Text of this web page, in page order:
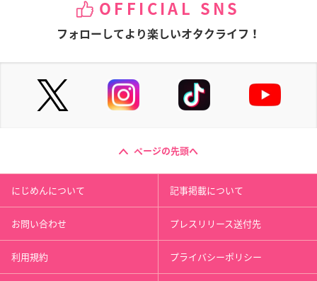
OFFICIAL SNS
フォローしてより楽しいオタクライフ！
ページの先頭へ
にじめんについて 記事掲載について
お問い合わせ プレスリリース送付先
利用規約 プライバシーポリシー